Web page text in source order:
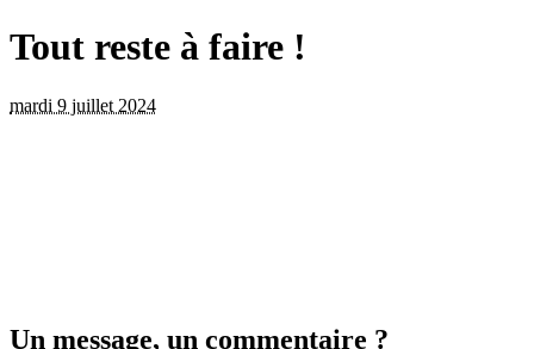
Tout reste à faire !
mardi 9 juillet 2024
Un message, un commentaire ?